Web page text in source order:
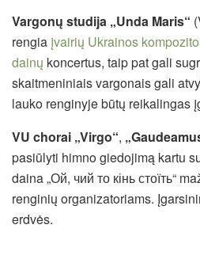
Vargonų studija „Unda Maris“
rengia įvairių Ukrainos
dainų koncertus, taip pat gali
skaitmeniniais vargonais gali
lauko renginyje būtų reikalingas
VU chorai „Virgo“,
pasiūlyti himno giedojimą kartu
daina „Ой, чий то кінь стоїть“
renginių organizatoriams.
erdvės.